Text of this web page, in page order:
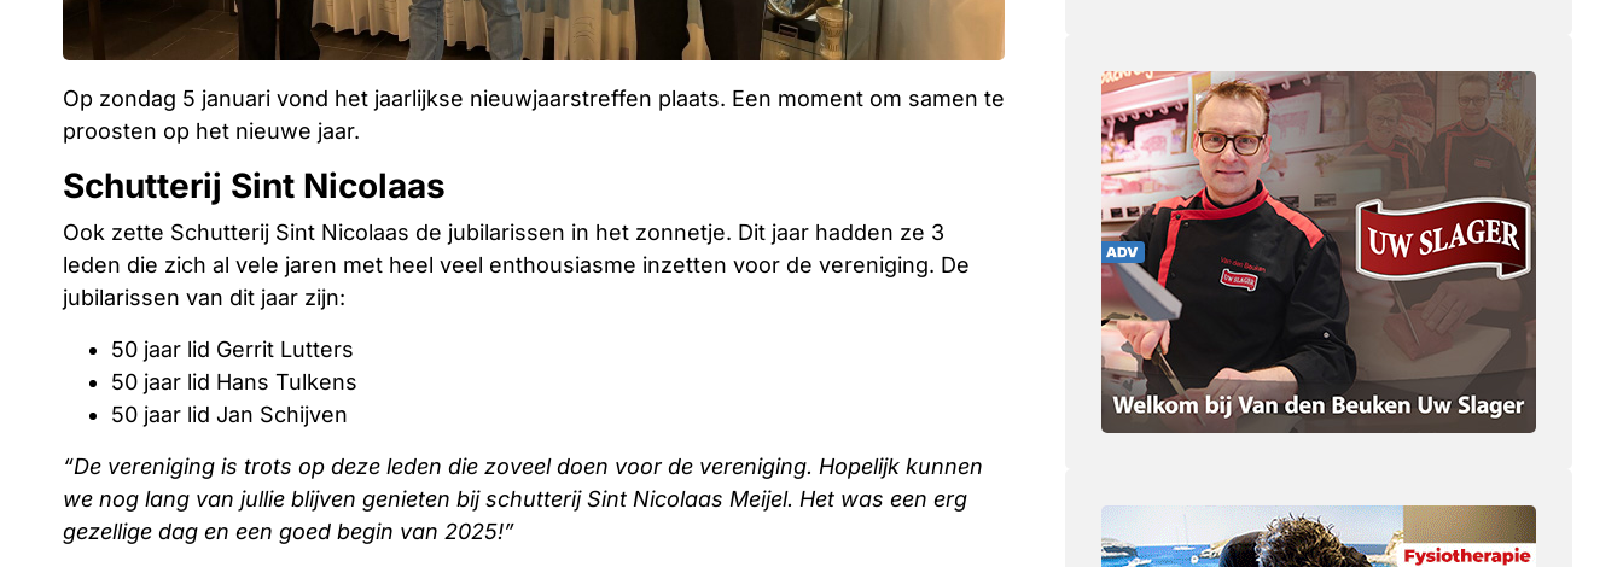
Op zondag 5 januari vond het jaarlijkse nieuwjaarstreffen plaats. Een moment om samen te
proosten op het nieuwe jaar.
Schutterij Sint Nicolaas
Ook zette Schutterij Sint Nicolaas de jubilarissen in het zonnetje. Dit jaar hadden ze 3
leden die zich al vele jaren met heel veel enthousiasme inzetten voor de vereniging. De
jubilarissen van dit jaar zijn:
50 jaar lid Gerrit Lutters
50 jaar lid Hans Tulkens
50 jaar lid Jan Schijven
“De vereniging is trots op deze leden die zoveel doen voor de vereniging. Hopelijk kunnen
we nog lang van jullie blijven genieten bij schutterij Sint Nicolaas Meijel. Het was een erg
gezellige dag en een goed begin van 2025!”